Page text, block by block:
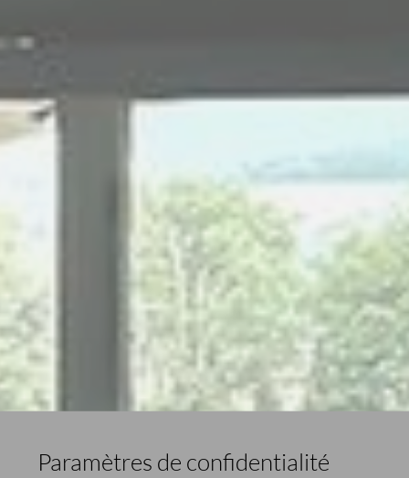
Paramètres de confidentialité